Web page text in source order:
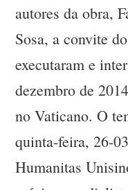
autores da obra,
Sosa, a convite
executaram e
dezembro de
no Vaticano. O
quinta-feira, 26-
Humanitas